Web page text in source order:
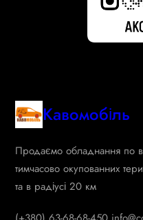
Кавомобіль
Продаємо обладнання по
тимчасово окупованних
та в радіусі 20 км